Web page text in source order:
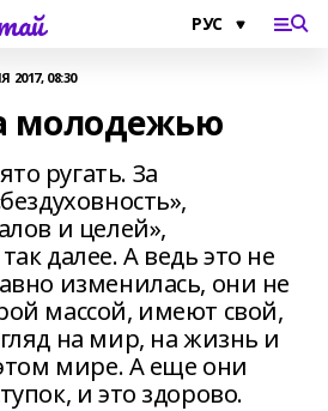
2017, 08:30
молодежью
ругать. За
и целей»,
далее. А ведь это не
изменилась, они не
массой, имеют свой,
на мир, на жизнь и
мире. А еще они
и это здорово.